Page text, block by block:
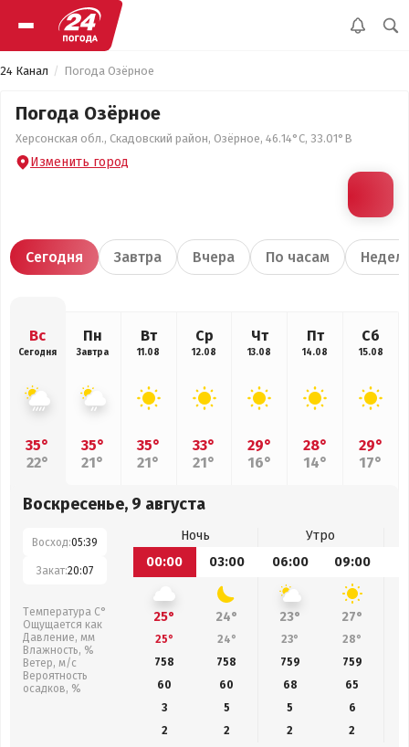
24 Канал Погода Озёрное
Погода Озёрное
Херсонская обл., Скадовский район, Озёрное, 46.14°С, 33.01°В
Изменить город
Сегодня Завтра Вчера По часам
Вс
Сегодня
35°
22°
Пн
Завтра
35°
21°
Вт
11.08
35°
21°
Ср
12.08
33°
21°
Чт
13.08
29°
16°
Пт
14.08
28°
14°
Сб
15.08
29°
17°
Воскресенье, 9 августа
Восход:05:39
Закат:20:07
Температура С°
Ощущается как
Давление, мм
Влажность, %
Ветер, м/с
Вероятность
осадков, %
Ночь
Утро
00:00
03:00 06:00 09:00
25° 24° 23° 27°
25° 24° 23° 28°
758
758 759 759
60
60 68 65
3
5 5
6
2
2 2 2